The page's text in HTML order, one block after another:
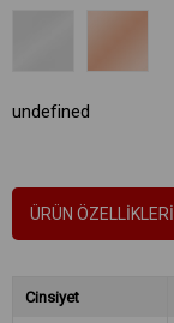
undefined
ÜRÜN ÖZELLIKLERI
Cinsiyet